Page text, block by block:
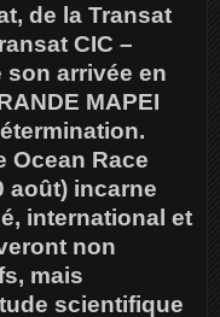
de la Transat
CIC –
arrivée en
MAPEI
Ocean Race
août) incarne
international et
non
mais
scientifique